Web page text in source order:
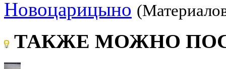
Новоцарицыно
ТАКЖЕ МОЖНО